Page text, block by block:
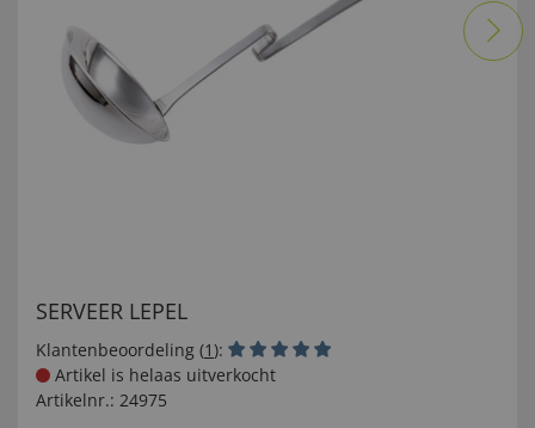
SERVEER LEPEL
Klantenbeoordeling (1):
Artikel is helaas uitverkocht
Artikelnr.: 24975